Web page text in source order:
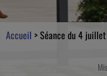
Accueil >Séance du 4